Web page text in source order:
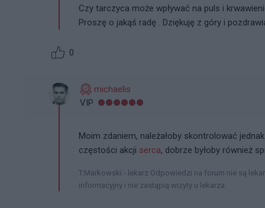
Czy tarczyca może wpływać na puls i
Proszę o jakąś radę . Dziękuję z góry i
0
michaelis
VIP
Moim zdaniem, należałoby skontrolować
częstości akcji serca, dobrze byłoby również
T.Markowski - lekarz Odpowiedzi na forum nie są
informacyjny i nie zastąpią wizyty u lekarza.